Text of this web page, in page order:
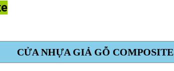
CỬA NHỰA GIẢ GỖ COMPOSITE